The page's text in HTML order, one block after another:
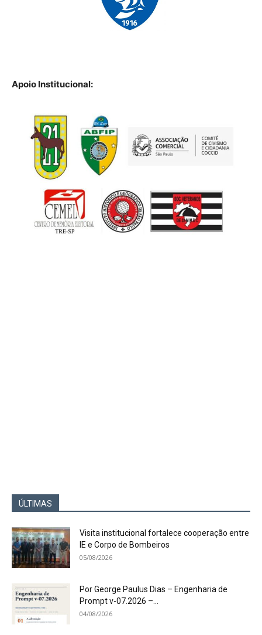
Apoio Institucional:
ÚLTIMAS
Visita institucional fortalece cooperação entre
IE e Corpo de Bombeiros
05/08/2026
Por George Paulus Dias – Engenharia de
Prompt v-07.2026 –...
04/08/2026